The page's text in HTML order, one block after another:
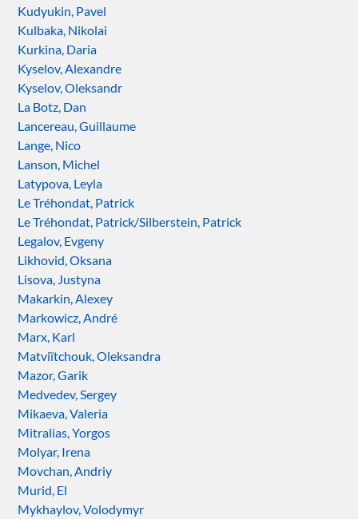
Kudyukin, Pavel
Kulbaka, Nikolai
Kurkina, Daria
Kyselov, Alexandre
Kyselov, Oleksandr
La Botz, Dan
Lancereau, Guillaume
Lange, Nico
Lanson, Michel
Latypova, Leyla
Le Tréhondat, Patrick
Le Tréhondat, Patrick/Silberstein, Patrick
Legalov, Evgeny
Likhovid, Oksana
Lisova, Justyna
Makarkin, Alexey
Markowicz, André
Marx, Karl
Matviïtchouk, Oleksandra
Mazor, Garik
Medvedev, Sergey
Mikaeva, Valeria
Mitralias, Yorgos
Molyar, Irena
Movchan, Andriy
Murid, El
Mykhaylov, Volodymyr